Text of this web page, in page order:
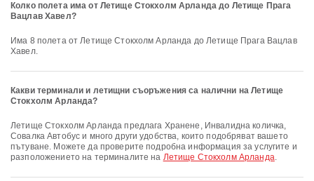
Колко полета има от Летище Стокхолм Арланда до Летище Прага
Вацлав Хавел?
Има 8 полета от Летище Стокхолм Арланда до Летище Прага Вацлав
Хавел.
Какви терминали и летищни съоръжения са налични на Летище
Стокхолм Арланда?
Летище Стокхолм Арланда предлага Хранене, Инвалидна количка,
Совалка Автобус и много други удобства, които подобряват вашето
пътуване. Можете да проверите подробна информация за услугите и
разположението на терминалите на Летище Стокхолм Арланда.